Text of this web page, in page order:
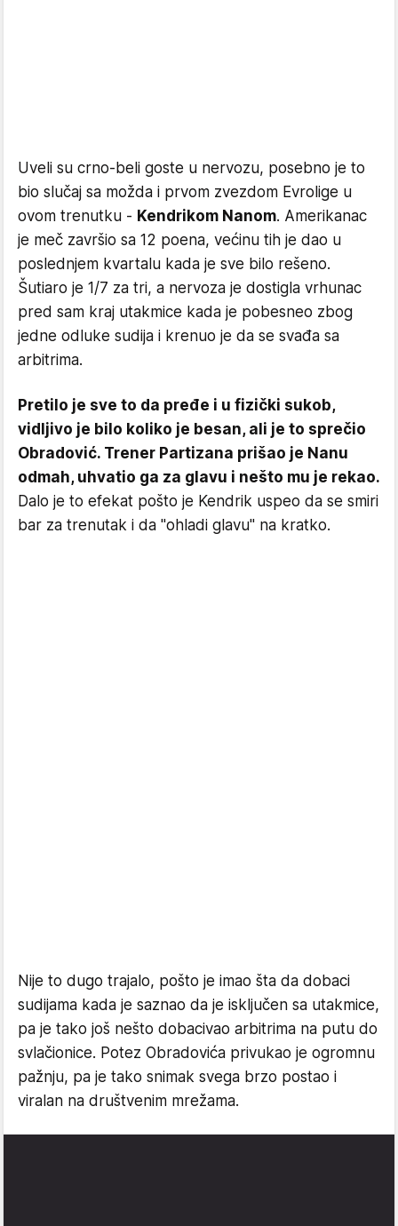
Uveli su crno-beli goste u nervozu, posebno je to
bio slučaj sa možda i prvom zvezdom Evrolige u
ovom trenutku - Kendrikom Nanom. Amerikanac
je meč završio sa 12 poena, većinu tih je dao u
poslednjem kvartalu kada je sve bilo rešeno.
Šutiaro je 1/7 za tri, a nervoza je dostigla vrhunac
pred sam kraj utakmice kada je pobesneo zbog
jedne odluke sudija i krenuo je da se svađa sa
arbitrima.
Pretilo je sve to da pređe i u fizički sukob,
vidljivo je bilo koliko je besan, ali je to sprečio
Obradović. Trener Partizana prišao je Nanu
odmah, uhvatio ga za glavu i nešto mu je rekao.
Dalo je to efekat pošto je Kendrik uspeo da se smiri
bar za trenutak i da "ohladi glavu" na kratko.
Nije to dugo trajalo, pošto je imao šta da dobaci
sudijama kada je saznao da je isključen sa utakmice,
pa je tako još nešto dobacivao arbitrima na putu do
svlačionice. Potez Obradovića privukao je ogromnu
pažnju, pa je tako snimak svega brzo postao i
viralan na društvenim mrežama.